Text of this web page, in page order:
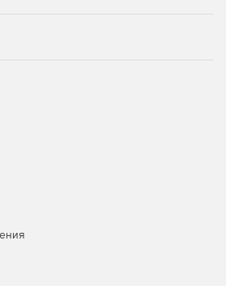
мощная функция позволяет
доступу пользователей.